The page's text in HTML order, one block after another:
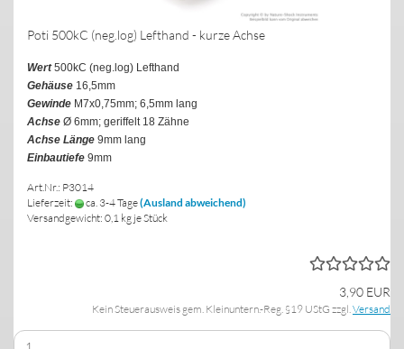
Poti 500kC (neg.log) Lefthand - kurze Achse
Wert500kC (neg.log) Lefthand
Gehäuse 16,5mm
Gewinde M7x0,75mm; 6,5mm lang
Achse Ø 6mm; geriffelt 18 Zähne
Achse Länge 9mm lang
Einbautiefe 9mm
Art.Nr.: P3014
Lieferzeit:
ca. 3-4 Tage(Ausland abweichend)
Versandgewicht: 0,1 kg je Stück
3,90 EUR
Kein Steuerausweis gem. Kleinuntern.-Reg. §19 UStG zzgl. Versand